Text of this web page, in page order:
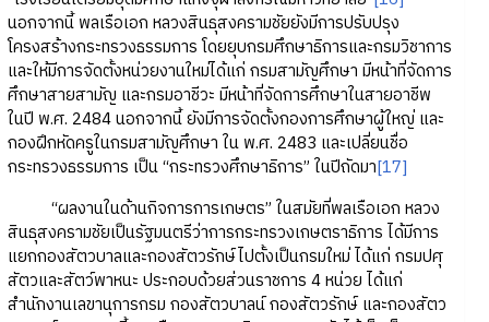
นอกจากนี้ พลเรือเอก หลวงสินธุสงครามชัยยังมีการปรับปรุง
โครงสร้างกระทรวงธรรมการ โดยยุบกรมศึกษาธิการและกรมวิชาการ
และให้มีการจัดตั้งหน่วยงานใหม่ได้แก่ กรมสามัญศึกษา มีหน้าที่จัดการ
ศึกษาสายสามัญ และกรมอาชีวะ มีหน้าที่จัดการศึกษาในสายอาชีพ
ในปี พ.ศ. 2484 นอกจากนี้ ยังมีการจัดตั้งกองการศึกษาผู้ใหญ่ และ
กองฝึกหัดครูในกรมสามัญศึกษา ใน พ.ศ. 2483 และเปลี่ยนชื่อ
กระทรวงธรรมการ เป็น “กระทรวงศึกษาธิการ” ในปีถัดมา[17]
“ผลงานในด้านกิจการการเกษตร” ในสมัยที่พลเรือเอก หลวง
สินธุสงครามชัยเป็นรัฐมนตรีว่าการกระทรวงเกษตราธิการ ได้มีการ
แยกกองสัตวบาลและกองสัตวรักษ์ไปตั้งเป็นกรมใหม่ ได้แก่ กรมปศุ
สัตวและสัตว์พาหนะ ประกอบด้วยส่วนราชการ 4 หน่วย ได้แก่
สำนักงานเลขานุการกรม กองสัตวบาลน์ กองสัตวรักษ์ และกองสัตว